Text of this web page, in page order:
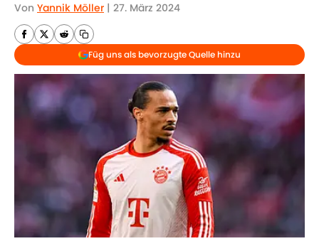
Von Yannik Möller | 27. März 2024
Füg uns als bevorzugte Quelle hinzu